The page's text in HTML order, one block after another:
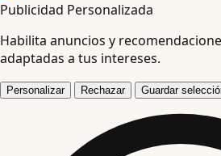
Publicidad Personalizada
Habilita anuncios y
adaptadas a tus intereses.
Personalizar Rechazar Guardar